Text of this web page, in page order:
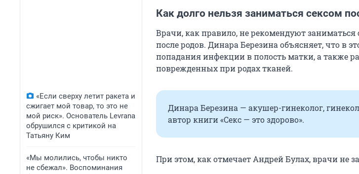
«Если сверху летит ракета и
сжигает мой товар, то это не
мой риск». Основатель Levrana
обрушился с критикой на
Татьяну Ким
«Мы молились, чтобы никто
не сбежал». Воспоминания
Как долго нельзя заниматься сексом
Врачи, как правило, не рекомендуют заниматься
после родов. Динара Березина объясняет, что в
попадания инфекции в полость матки, а также
поврежденных при родах тканей.⁣⁣
Динара Березина — акушер-гинеколог,
автор книги «Секс — это здорово».
При этом, как отмечает Андрей Булах, врачи не